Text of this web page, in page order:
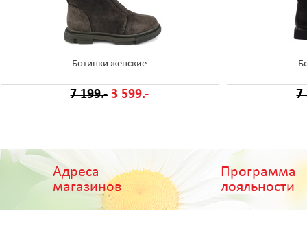
Ботинки женские
7 199.- 3 599.- 7
Адреса
магазинов
Программа
лояльности